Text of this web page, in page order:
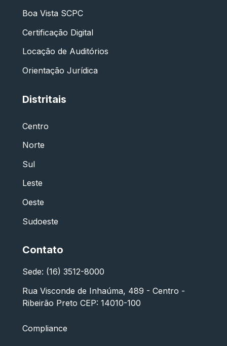
Boa Vista SCPC
Certificação Digital
Locação de Auditórios
Orientação Jurídica
Distritais
Centro
Norte
Sul
Leste
Oeste
Sudoeste
Contato
Sede: (16) 3512-8000
Rua Visconde de Inhaúma, 489 - Centro -
Ribeirão Preto CEP: 14010-100
Compliance